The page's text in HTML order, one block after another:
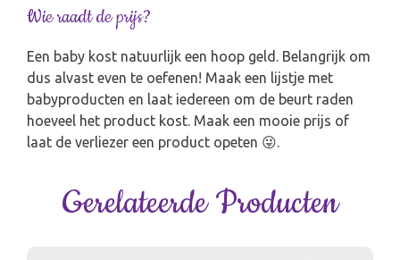
Wie raadt de prijs?
Een baby kost natuurlijk een hoop geld. Belangrijk om
dus alvast even te oefenen! Maak een lijstje met
babyproducten en laat iedereen om de beurt raden
hoeveel het product kost. Maak een mooie prijs of
laat de verliezer een product opeten 😜.
Gerelateerde Producten